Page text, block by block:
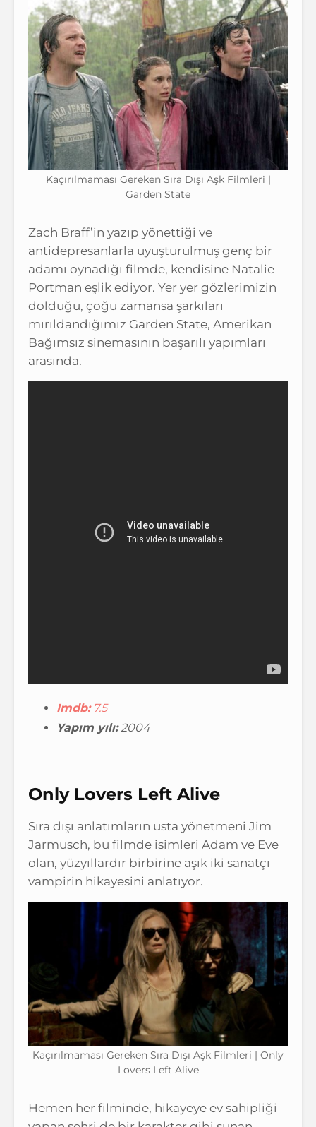
Kaçırılmaması Gereken Sıra Dışı Aşk Filmleri |
Garden State
Zach Braff’in yazıp yönettiği ve
antidepresanlarla uyuşturulmuş genç bir
adamı oynadığı filmde, kendisine Natalie
Portman eşlik ediyor. Yer yer gözlerimizin
dolduğu, çoğu zamansa şarkıları
mırıldandığımız Garden State, Amerikan
Bağımsız sinemasının başarılı yapımları
arasında.
Imdb:7.5
Yapım yılı:2004
Only Lovers Left Alive
Sıra dışı anlatımların usta yönetmeni Jim
Jarmusch, bu filmde isimleri Adam ve Eve
olan, yüzyıllardır birbirine aşık iki sanatçı
vampirin hikayesini anlatıyor.
Kaçırılmaması Gereken Sıra Dışı Aşk Filmleri | Only
Lovers Left Alive
Hemen her filminde, hikayeye ev sahipliği